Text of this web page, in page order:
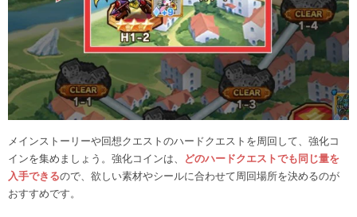
メインストーリーや回想クエストのハードクエストを周回して、強化コ
インを集めましょう。強化コインは、
どのハードクエストでも同じ量を
入手できるので、欲しい素材やシールに合わせて周回場所を決めるのが
おすすめです。